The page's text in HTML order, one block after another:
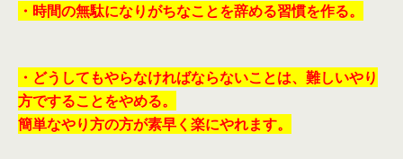
・時間の無駄になりがちなことを辞める習慣を作る。
・どうしてもやらなければならないことは、難しいやり
方ですることをやめる。
簡単なやり方の方が素早く楽にやれます。